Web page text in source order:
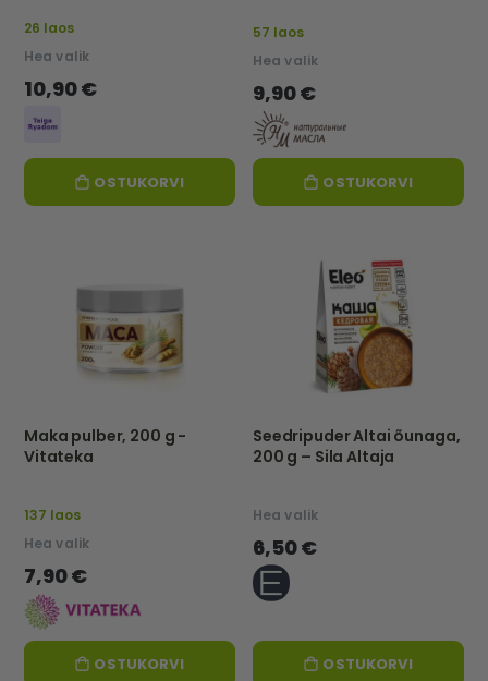
26 laos
Hea valik
10,90 €
OSTUKORVI
57 laos
Hea valik
9,90 €
OSTUKORVI
Maka pulber, 200 g -
Vitateka
137 laos
Hea valik
7,90 €
OSTUKORVI
Seedripuder Altai õunaga,
200 g – Sila Altaja
Hea valik
6,50 €
OSTUKORVI